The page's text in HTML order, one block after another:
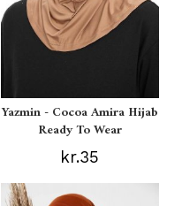
Yazmin - Cocoa Amira Hijab
Ready To Wear
kr.35